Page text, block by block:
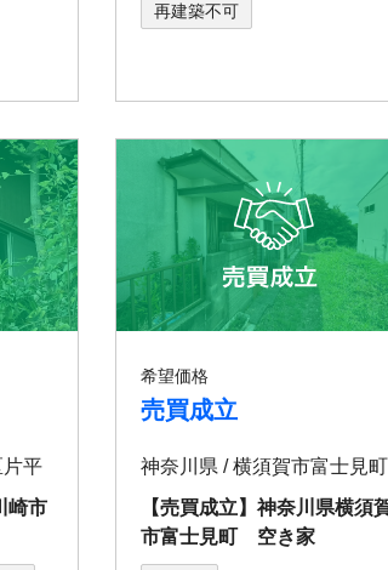
再建築不可
⽚平
崎市
希望価格
売買成立
神奈川県 / 横須賀市富士見町
【売買成立】神奈川県横須
市富士見町 空き家